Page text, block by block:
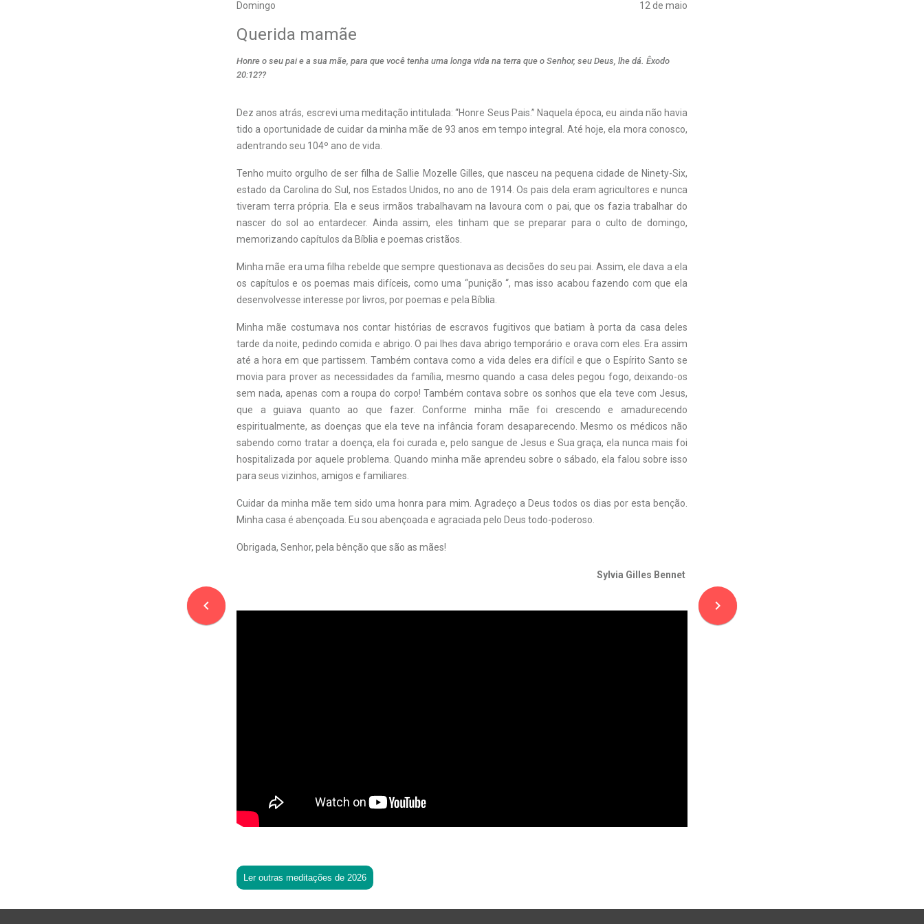
Domingo 12 de maio
navigate_before
Querida mamãe
Honre o seu pai e a sua mãe, para que você tenha uma longa vida na terra que o Senhor, seu Deus, lhe dá. Êxodo
20:12??
Dez anos atrás, escrevi uma meditação intitulada: “Honre Seus Pais.” Naquela época, eu ainda não havia
tido a oportunidade de cuidar da minha mãe de 93 anos em tempo integral. Até hoje, ela mora conosco,
adentrando seu 104º ano de vida.
Tenho muito orgulho de ser filha de Sallie Mozelle Gilles, que nasceu na pequena cidade de Ninety-Six,
estado da Carolina do Sul, nos Estados Unidos, no ano de 1914. Os pais dela eram agricultores e nunca
tiveram terra própria. Ela e seus irmãos trabalhavam na lavoura com o pai, que os fazia trabalhar do
nascer do sol ao entardecer. Ainda assim, eles tinham que se preparar para o culto de domingo,
memorizando capítulos da Bíblia e poemas cristãos.
Minha mãe era uma filha rebelde que sempre questionava as decisões do seu pai. Assim, ele dava a ela
os capítulos e os poemas mais difíceis, como uma “punição “, mas isso acabou fazendo com que ela
desenvolvesse interesse por livros, por poemas e pela Bíblia.
Minha mãe costumava nos contar histórias de escravos fugitivos que batiam à porta da casa deles
tarde da noite, pedindo comida e abrigo. O pai lhes dava abrigo temporário e orava com eles. Era assim
até a hora em que partissem. Também contava como a vida deles era difícil e que o Espírito Santo se
movia para prover as necessidades da família, mesmo quando a casa deles pegou fogo, deixando-os
sem nada, apenas com a roupa do corpo! Também contava sobre os sonhos que ela teve com Jesus,
que a guiava quanto ao que fazer. Conforme minha mãe foi crescendo e amadurecendo
espiritualmente, as doenças que ela teve na infância foram desaparecendo. Mesmo os médicos não
sabendo como tratar a doença, ela foi curada e, pelo sangue de Jesus e Sua graça, ela nunca mais foi
hospitalizada por aquele problema. Quando minha mãe aprendeu sobre o sábado, ela falou sobre isso
para seus vizinhos, amigos e familiares.
Cuidar da minha mãe tem sido uma honra para mim. Agradeço a Deus todos os dias por esta benção.
Minha casa é abençoada. Eu sou abençoada e agraciada pelo Deus todo-poderoso.
Obrigada, Senhor, pela bênção que são as mães!
Sylvia Gilles Bennet
Ler outras meditações de 2026
navigate_next